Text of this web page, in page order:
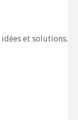
et solutions.